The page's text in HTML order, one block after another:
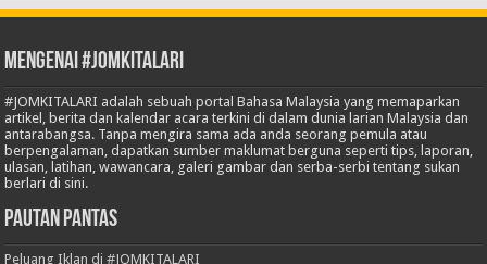
Mengenai #JOMKITALARI
#JOMKITALARI adalah sebuah portal Bahasa Malaysia yang memaparkan
artikel, berita dan kalendar acara terkini di dalam dunia larian Malaysia dan
antarabangsa. Tanpa mengira sama ada anda seorang pemula atau
berpengalaman, dapatkan sumber maklumat berguna seperti tips, laporan,
ulasan, latihan, wawancara, galeri gambar dan serba-serbi tentang sukan
berlari di sini.
Pautan Pantas
Peluang Iklan di #JOMKITALARI